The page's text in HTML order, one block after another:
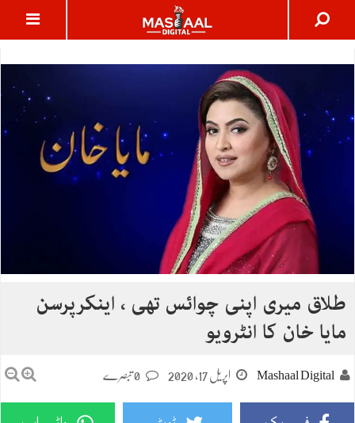
طلاق میری اپنی چوائس تھی ، اینکرپرسن
مایا خان کا انٹرویو
Mashaal Digital اپریل 17, 2020